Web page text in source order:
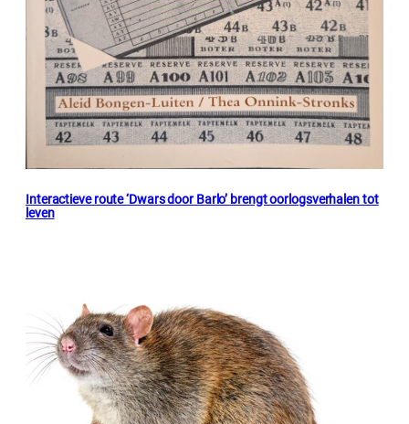
Interactieve route ‘Dwars door Barlo’ brengt oorlogsverhalen tot
leven